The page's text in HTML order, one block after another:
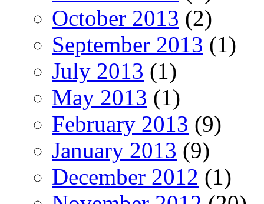
October 2013 (2)
September 2013 (1)
July 2013 (1)
May 2013 (1)
February 2013 (9)
January 2013 (9)
December 2012 (1)